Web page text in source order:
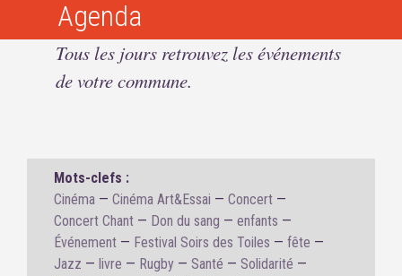
Agenda
Tous les jours retrouvez les événements
de votre commune.
Mots-clefs :
Cinéma
Cinéma Art&Essai
Concert
Concert Chant
Don du sang
enfants
Événement
Festival Soirs des Toiles
fête
Jazz
livre Rugby Santé
Solidarité